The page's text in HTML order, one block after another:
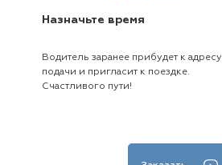
Назначьте время
Водитель заранее прибудет к адресу
подачи и пригласит к поездке.
Счастливого пути!